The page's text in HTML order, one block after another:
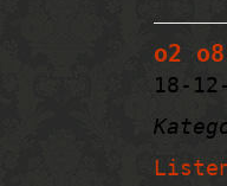
o2
18-